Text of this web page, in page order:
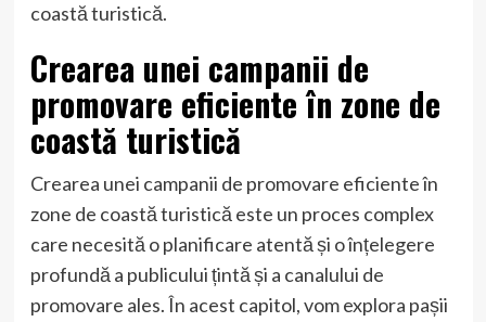
coastă turistică.
Crearea unei campanii de
promovare eficiente în zone de
coastă turistică
Crearea unei campanii de promovare eficiente în
zone de coastă turistică este un proces complex
care necesită o planificare atentă și o înțelegere
profundă a publicului țintă și a canalului de
promovare ales. În acest capitol, vom explora pașii